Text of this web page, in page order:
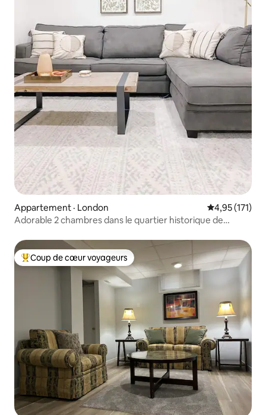
Appartement · London Note
4,95 (171)
Adorable 2 chambres dans le quartier historique de
Coup de cœur voyageurs parmi les plus aimés
Coup de cœur voyageurs